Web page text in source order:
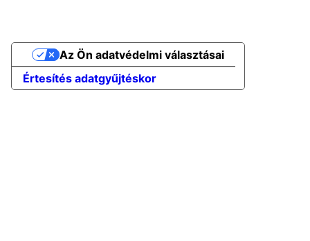
Értesítés adatgyűjtéskor
Az Ön adatvédelmi választásai